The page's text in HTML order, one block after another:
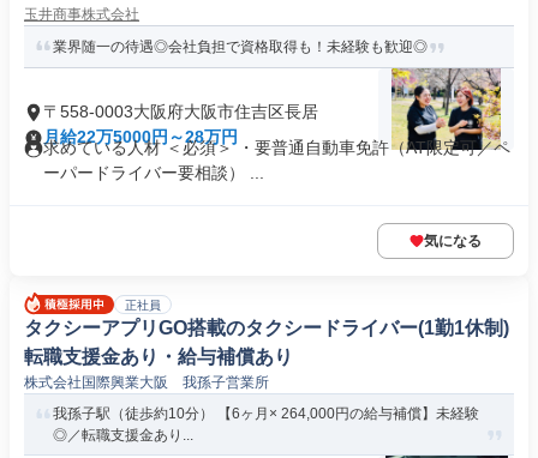
玉井商事株式会社
業界随一の待遇◎会社負担で資格取得も！未経験も歓迎◎
〒558-0003大阪府大阪市住吉区長居
月給22万5000円～28万円
求めている人材 ＜必須＞ ・要普通自動車免許（AT限定可／ペ
ーパードライバー要相談） ...
気になる
正社員
タクシーアプリGO搭載のタクシードライバー(1勤1休制)
転職支援金あり・給与補償あり
株式会社国際興業大阪 我孫子営業所
我孫子駅（徒歩約10分） 【6ヶ月× 264,000円の給与補償】未経験
◎／転職支援金あり...